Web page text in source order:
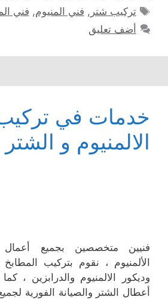
الوسوم
تركيب شتر , فني المنيوم, فني
أضف تعليق
خدمات في
الالمنيوم و الشتر
فنيين متخصصين بجميع أعمال
الألمنيوم ، نقوم بتركيب المطابخ
وديكور الالمنيوم والدرابزين ،
أعطال الشتر والصيانة الفورية